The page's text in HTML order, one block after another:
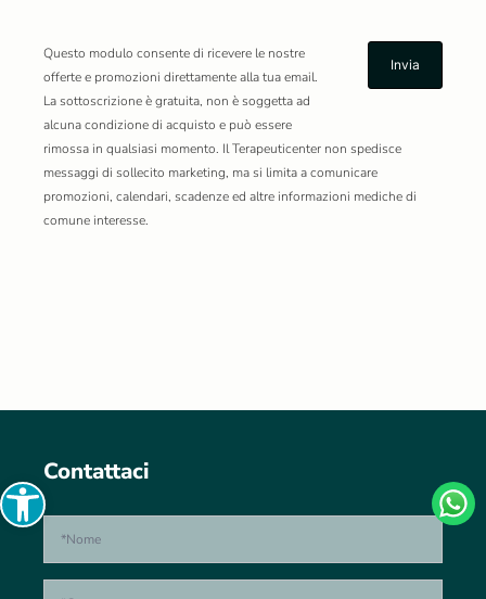
Questo modulo consente di ricevere le nostre
offerte e promozioni direttamente alla tua email.
La sottoscrizione è gratuita, non è soggetta ad
alcuna condizione di acquisto e può essere
rimossa in qualsiasi momento. Il Terapeuticenter non spedisce
messaggi di sollecito marketing, ma si limita a comunicare
promozioni, calendari, scadenze ed altre informazioni mediche di
comune interesse.
Contattaci
Open toolbar